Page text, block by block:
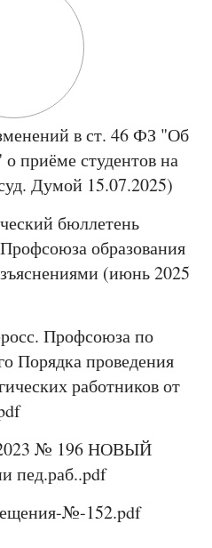
в ст. 46 ФЗ "Об
приёме студентов на
Думой 15.07.2025)
бюллетень
образования
(июнь 2025
Профсоюза по
Порядка проведения
работников от
№ 196 НОВЫЙ
пед.раб..pdf
№-152.pdf